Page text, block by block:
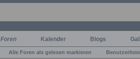
Foren Kalender Blogs
Alle Foren als gelesen markieren Benutzerliste